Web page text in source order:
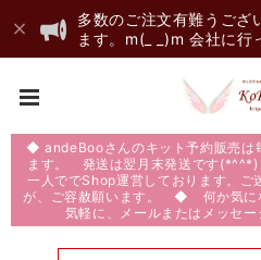
多数のご注文有難うござ
ます。m(_ _)m 会社に行
◆ andeBooさんのキット予約販売は
ます。 発送は翌月末発送です
一人ででShop運営しております。ご
が、ご容赦願います。 ◆ 何か気に
気軽に、メールまたはメッセ